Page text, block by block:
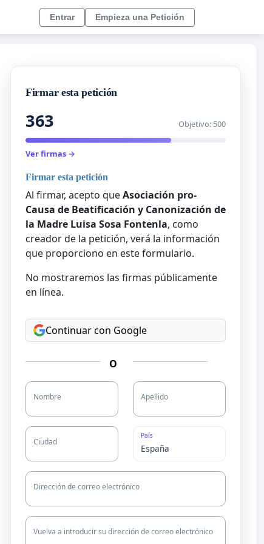
Entrar Empieza una Petición
Firmar esta petición
363 Objetivo: 500
Ver firmas →
Firmar esta petición
Al firmar, acepto queAsociación pro-
Causa de Beatificación y Canonización de
la Madre Luisa Sosa Fontenla, como
creador de la petición, verá la información
que proporciono en este formulario.
No mostraremos las firmas públicamente
en línea.
Continuar con Google
O
Nombre Apellido
Ciudad
País
Dirección de correo electrónico
Vuelva a introducir su dirección de correo electrónico